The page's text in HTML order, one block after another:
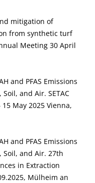
mitigation of
from synthetic turf
Meeting 30 April
and PFAS Emissions
and Air. SETAC
May 2025 Vienna,
and PFAS Emissions
Soil, and Air. 27th
in Extraction
Mülheim an